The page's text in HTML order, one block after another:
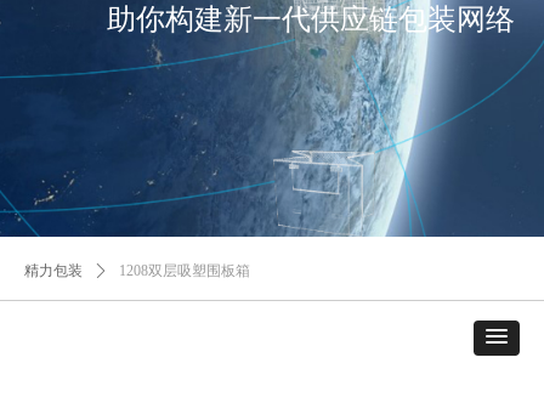
精力包装 ꄲ 1208双层吸塑围板箱
助你构建新一代供应链包装网络